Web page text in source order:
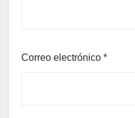
Correo electrónico *